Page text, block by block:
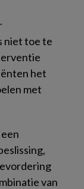
niet toe te
het
met
van